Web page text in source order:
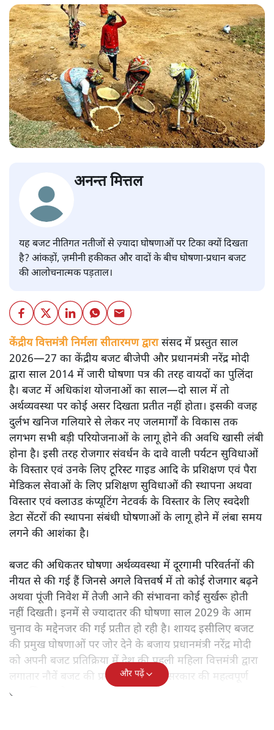
अनन्त मित्तल
यह बजट नीतिगत नतीजों से ज़्यादा घोषणाओं पर टिका क्यों दिखता
है? आंकड़ों, ज़मीनी हकीकत और वादों के बीच घोषणा-प्रधान बजट
की आलोचनात्मक पड़ताल।
केंद्रीय वित्तमंत्री निर्मला सीतारमण द्वारासंसद में प्रस्तुत साल
2026—27 का केंद्रीय बजट बीजेपी और प्रधानमंत्री नरेंद्र मोदी
द्वारा साल 2014 में जारी घोषणा पत्र की तरह वायदों का पुलिंदा
है। बजट में अधिकांश योजनाओं का साल—दो साल में तो
अर्थव्यवस्था पर कोई असर दिखता प्रतीत नहीं होता। इसकी वजह
दुर्लभ खनिज गलियारे से लेकर नए जलमार्गों के विकास तक
लगभग सभी बड़ी परियोजनाओं के लागू होने की अवधि खासी लंबी
होना है। इसी तरह रोजगार संवर्धन के दावे वाली पर्यटन सुविधाओं
के विस्तार एवं उनके लिए टूरिस्ट गाइड आदि के प्रशिक्षण एवं पैरा
मेडिकल सेवाओं के लिए प्रशिक्षण सुविधाओं की स्थापना अथवा
विस्तार एवं क्लाउड कंप्यूटिंग नेटवर्क के विस्तार के लिए स्वदेशी
डेटा सेंटरों की स्थापना संबंधी घोषणाओं के लागू होने में लंबा समय
लगने की आशंका है।
बजट की अधिकतर घोषणा अर्थव्यवस्था में दूरगामी परिवर्तनों की
नीयत से की गई हैं जिनसे अगले वित्तवर्ष में तो कोई रोजगार बढ़ने
अथवा पूंजी निवेश में तेजी आने की संभावना कोई सुर्खरू होती
नहीं दिखती। इनमें से ज्यादातर की घोषणा साल 2029 के आम
चुनाव के मद्देनजर की गई प्रतीत हो रही है। शायद इसीलिए बजट
की प्रमुख घोषणाओं पर जोर देने के बजाय प्रधानमंत्री नरेंद्र मोदी
को अपनी बजट प्रतिक्रिया में देश की पहली महिला वित्तमंत्री द्वारा
लगातार नौवें बजट की प्रस्तुति को अपनी सरकार की महत्वपूर्ण
उपलब्धि बताने पर मजबूर होना पड़ा।
और पढ़ें